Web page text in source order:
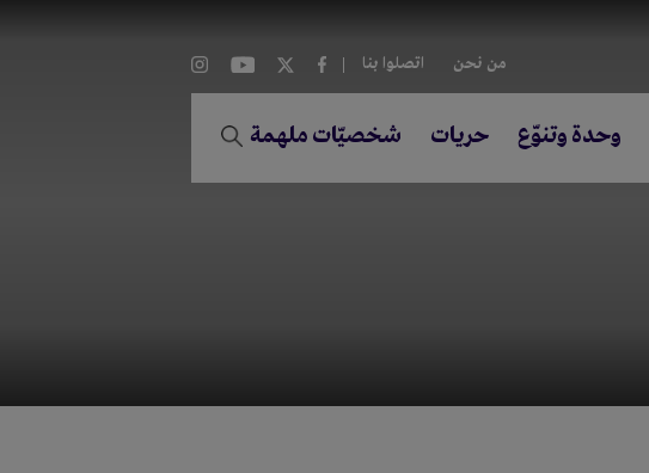
من نحن اتصلوا بنا
وحدة وتنوّع حريات شخصيّات ملهمة